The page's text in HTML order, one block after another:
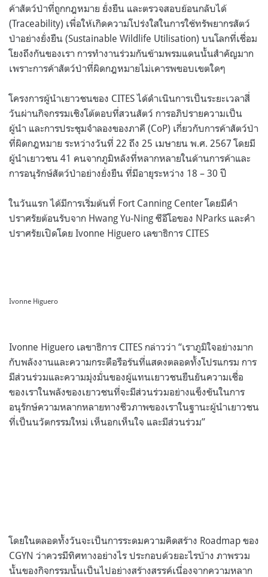
ค้าสัตว์ป่าที่ถูกกฎหมาย ยั่งยืน และตรวจสอบย้อนกลับได้
(Traceability) เพื่อให้เกิดความโปร่งใสในการใช้ทรัพยากรสัตว์
ป่าอย่างยั่งยืน (Sustainable Wildlife Utilisation) บนโลกที่เชื่อม
โยงถึงกันของเรา การทำงานร่วมกันข้ามพรมแดนนั้นสำคัญมาก
เพราะการค้าสัตว์ป่าที่ผิดกฎหมายไม่เคารพขอบเขตใดๆ
โครงการผู้นำเยาวชนของ CITES ได้ดำเนินการเป็นระยะเวลาสี่
วันผ่านกิจกรรมเชิงโต้ตอบที่สวนสัตว์ การอภิปรายความเป็น
ผู้นำ และการประชุมจำลองของภาคี (CoP) เกี่ยวกับการค้าสัตว์ป่า
ที่ผิดกฎหมาย ระหว่างวันที่ 22 ถึง 25 เมษายน พ.ศ. 2567 โดยมี
ผู้นำเยาวชน 41 คนจากภูมิหลังที่หลากหลายในด้านการค้าและ
การอนุรักษ์สัตว์ป่าอย่างยั่งยืน ที่มีอายุระหว่าง 18 – 30 ปี
ในวันแรก ได้มีการเริ่มต้นที่ Fort Canning Center โดยมีคํา
ปราศรัยต้อนรับจาก Hwang Yu-Ning ซีอีโอของ NParks และคํา
ปราศรัยเปิดโดย Ivonne Higuero เลขาธิการ CITES
Ivonne Higuero
Ivonne Higuero เลขาธิการ CITES กล่าวว่า “เราภูมิใจอย่างมาก
กับพลังงานและความกระตือรือร้นที่แสดงตลอดทั้งโปรแกรม การ
มีส่วนร่วมและความมุ่งมั่นของผู้แทนเยาวชนยืนยันความเชื่อ
ของเราในพลังของเยาวชนที่จะมีส่วนร่วมอย่างแข็งขันในการ
อนุรักษ์ความหลากหลายทางชีวภาพของเราในฐานะผู้นําเยาวชน
ที่เป็นนวัตกรรมใหม่ เห็นอกเห็นใจ และมีส่วนร่วม”
โดยในตลอดทั้งวันจะเป็นการระดมความคิดสร้าง Roadmap ของ
CGYN ว่าควรมีทิศทางอย่างไร ประกอบด้วยอะไรบ้าง ภาพรวม
นั้นของกิจกรรมนั้นเป็นไปอย่างสร้างสรรค์เนื่องจากความหลาก